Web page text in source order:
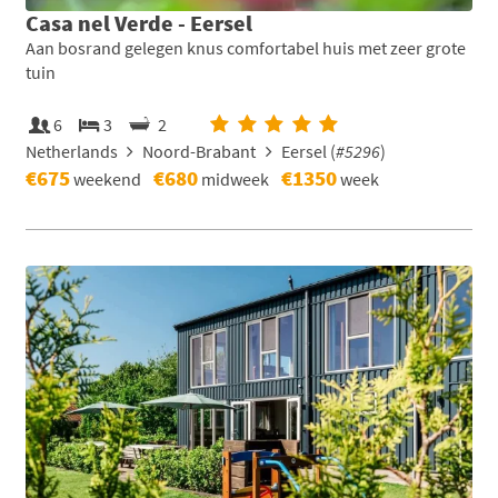
Casa nel Verde - Eersel
Aan bosrand gelegen knus comfortabel huis met zeer grote
tuin
6 3
2
Netherlands
Noord-Brabant Eersel (#5296)
€675weekend €680 midweek €1350week